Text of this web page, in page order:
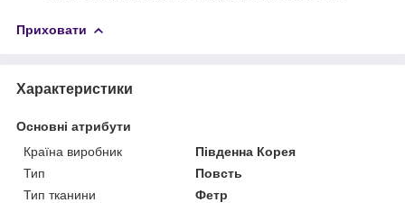
Приховати
Характеристики
Основні атрибути
Країна виробник
Південна Корея
Тип
Повсть
Тип тканини
Фетр